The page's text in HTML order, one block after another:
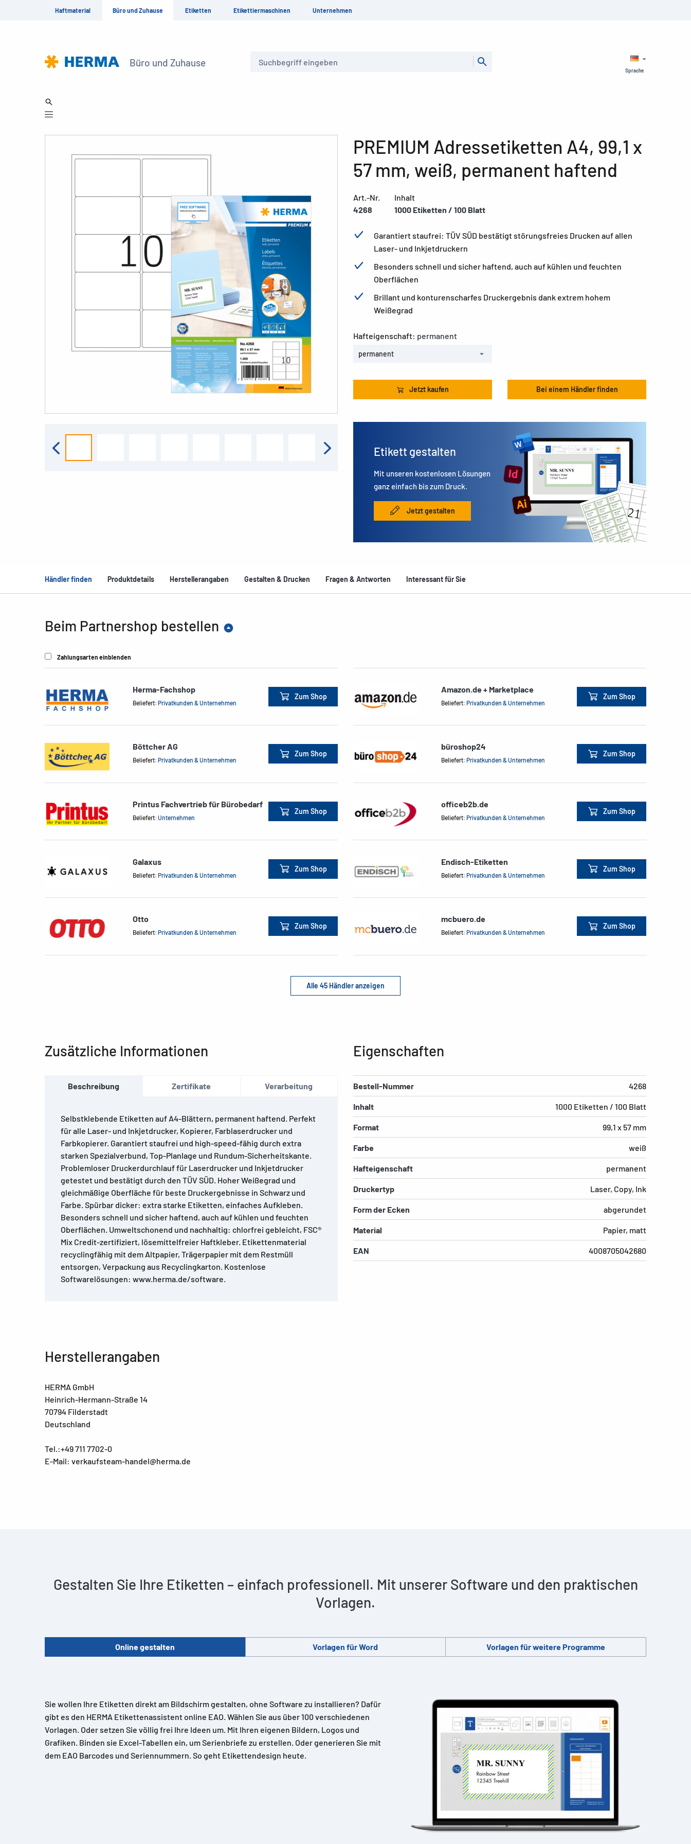
Haftmaterial Büro und Zuhause Etiketten Etikettiermaschinen Unternehmen
Büro und Zuhause
Sprache
PREMIUM Adressetiketten A4, 99,1 x
57 mm, weiß, permanent haftend
Art.-Nr.
4268
Inhalt
1000 Etiketten / 100 Blatt
Garantiert staufrei: TÜV SÜD bestätigt störungsfreies Drucken auf allen
Laser- und Inkjetdruckern
Besonders schnell und sicher haftend, auch auf kühlen und feuchten
Oberflächen
Brillant und konturenscharfes Druckergebnis dank extrem hohem
Weißegrad
Hafteigenschaft: permanent
permanent
Jetzt kaufen Bei einem Händler finden
Etikett gestalten
Mit unseren kostenlosen Lösungen
ganz einfach bis zum Druck.
Jetzt gestalten
Händler finden Produktdetails Herstellerangaben Gestalten & Drucken Fragen & Antworten Interessant für Sie
Beim Partnershop bestellen
Zahlungsarten einblenden
Herma-Fachshop
Beliefert: Privatkunden & Unternehmen
Zum Shop
Amazon.de + Marketplace
Beliefert: Privatkunden & Unternehmen
Zum Shop
Böttcher AG
Beliefert: Privatkunden & Unternehmen
Zum Shop
büroshop24
Beliefert: Privatkunden & Unternehmen
Zum Shop
Printus Fachvertrieb für Bürobedarf
Beliefert: Unternehmen
Zum Shop
officeb2b.de
Beliefert: Privatkunden & Unternehmen
Zum Shop
Galaxus
Beliefert: Privatkunden & Unternehmen
Zum Shop
Endisch-Etiketten
Beliefert: Privatkunden & Unternehmen
Zum Shop
Otto
Beliefert: Privatkunden & Unternehmen
Zum Shop
mcbuero.de
Beliefert: Privatkunden & Unternehmen
Zum Shop
Alle 45 Händler anzeigen
Zusätzliche Informationen
Beschreibung Zertifikate Verarbeitung
Selbstklebende Etiketten auf A4-Blättern, permanent haftend. Perfekt
für alle Laser- und Inkjetdrucker, Kopierer, Farblaserdrucker und
Farbkopierer. Garantiert staufrei und high-speed-fähig durch extra
starken Spezialverbund, Top-Planlage und Rundum-Sicherheitskante.
Problemloser Druckerdurchlauf für Laserdrucker und Inkjetdrucker
getestet und bestätigt durch den TÜV SÜD. Hoher Weißegrad und
gleichmäßige Oberfläche für beste Druckergebnisse in Schwarz und
Farbe. Spürbar dicker: extra starke Etiketten, einfaches Aufkleben.
Besonders schnell und sicher haftend, auch auf kühlen und feuchten
Oberflächen. Umweltschonend und nachhaltig: chlorfrei gebleicht, FSC®
Mix Credit-zertifiziert, lösemittelfreier Haftkleber. Etikettenmaterial
recyclingfähig mit dem Altpapier, Trägerpapier mit dem Restmüll
entsorgen, Verpackung aus Recyclingkarton. Kostenlose
Softwarelösungen: www.herma.de/software.
Eigenschaften
Bestell-Nummer 4268
Inhalt 1000 Etiketten / 100 Blatt
Format 99,1 x 57 mm
Farbe weiß
Hafteigenschaft permanent
Druckertyp Laser, Copy, Ink
Form der Ecken abgerundet
Material Papier, matt
EAN 4008705042680
Herstellerangaben
HERMA GmbH
Heinrich-Hermann-Straße 14
70794 Filderstadt
Deutschland
Tel.:+49 711 7702-0
E-Mail: verkaufsteam-handel@herma.de
Gestalten Sie Ihre Etiketten – einfach professionell. Mit unserer Software und den praktischen
Vorlagen.
Online gestalten Vorlagen für Word Vorlagen für weitere Programme
Sie wollen Ihre Etiketten direkt am Bildschirm gestalten, ohne Software zu installieren? Dafür
gibt es den HERMA Etikettenassistent online EAO. Wählen Sie aus über 100 verschiedenen
Vorlagen. Oder setzen Sie völlig frei Ihre Ideen um. Mit Ihren eigenen Bildern, Logos und
Grafiken. Binden sie Excel-Tabellen ein, um Serienbriefe zu erstellen. Oder generieren Sie mit
dem EAO Barcodes und Seriennummern. So geht Etikettendesign heute.